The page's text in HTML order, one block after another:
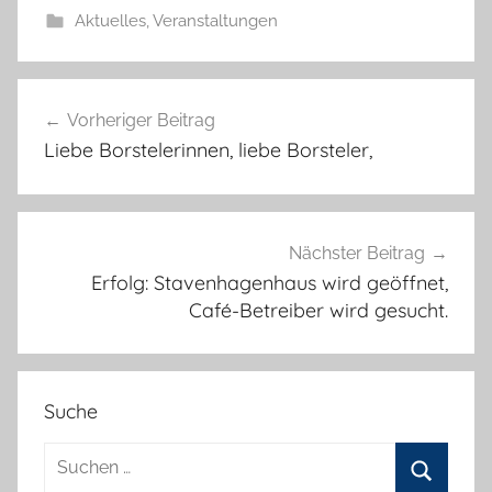
Aktuelles,Veranstaltungen
Vorheriger Beitrag
Liebe Borstelerinnen, liebe Borsteler,
Nächster Beitrag
Erfolg: Stavenhagenhaus wird geöffnet,
Café-Betreiber wird gesucht.
Suche
Suchen